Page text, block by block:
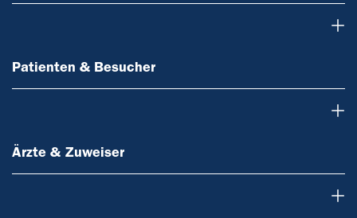
Patienten & Besucher
Ärzte & Zuweiser